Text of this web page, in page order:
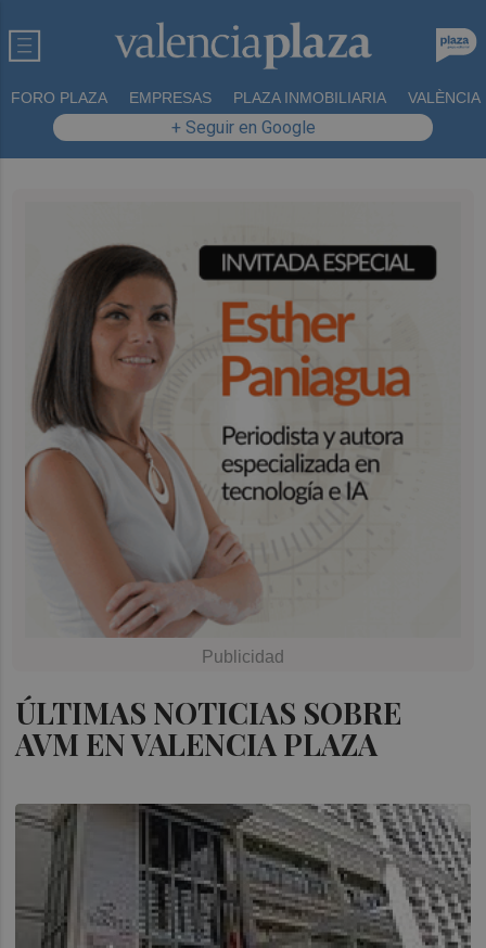
FORO PLAZA EMPRESAS PLAZA INMOBILIARIA VALÈNCIA
+ Seguir en Google
ÚLTIMAS NOTICIAS SOBRE
AVM EN VALENCIA PLAZA